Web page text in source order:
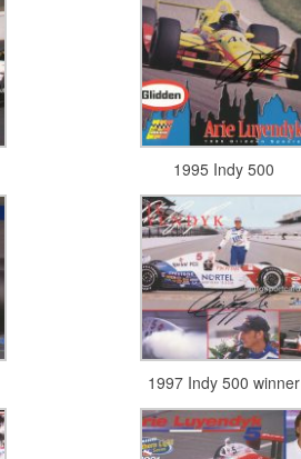
1995 Indy 500
1997 Indy 500 winner